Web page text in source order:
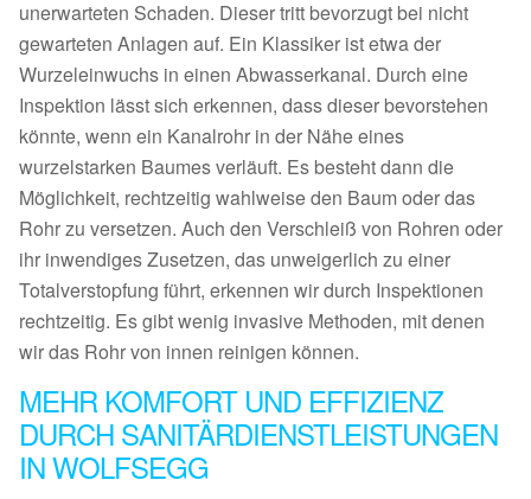
unerwarteten Schaden. Dieser tritt bevorzugt bei nicht
gewarteten Anlagen auf. Ein Klassiker ist etwa der
Wurzeleinwuchs in einen Abwasserkanal. Durch eine
Inspektion lässt sich erkennen, dass dieser bevorstehen
könnte, wenn ein Kanalrohr in der Nähe eines
wurzelstarken Baumes verläuft. Es besteht dann die
Möglichkeit, rechtzeitig wahlweise den Baum oder das
Rohr zu versetzen. Auch den Verschleiß von Rohren oder
ihr inwendiges Zusetzen, das unweigerlich zu einer
Totalverstopfung führt, erkennen wir durch Inspektionen
rechtzeitig. Es gibt wenig invasive Methoden, mit denen
wir das Rohr von innen reinigen können.
MEHR KOMFORT UND EFFIZIENZ
DURCH SANITÄRDIENSTLEISTUNGEN
IN WOLFSEGG